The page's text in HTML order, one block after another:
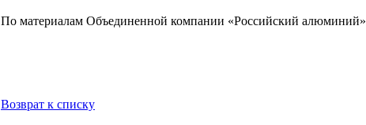
По материалам Объединенной компании «Российский алюминий»
Возврат к списку